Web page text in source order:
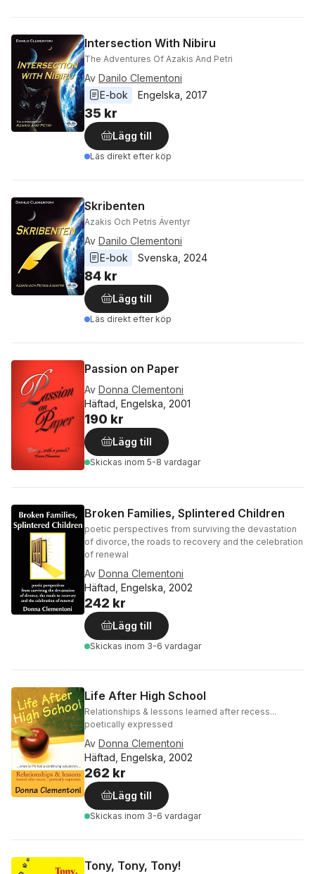
Intersection With Nibiru
The Adventures Of Azakis And Petri
Av Danilo Clementoni
E-bok
Engelska 2017
35 kr
Lägg till
Läs direkt efter köp
Skribenten
Azakis Och Petris Äventyr
Av Danilo Clementoni
E-bok
Svenska 2024
84 kr
Lägg till
Läs direkt efter köp
Passion on Paper
Av Donna Clementoni
Häftad, Engelska, 2001
190 kr
Lägg till
Skickas inom 5-8 vardagar
Broken Families, Splintered Children
poetic perspectives from surviving the devastation
of divorce, the roads to recovery and the celebration
of renewal
Av Donna Clementoni
Häftad, Engelska, 2002
242 kr
Lägg till
Skickas inom 3-6 vardagar
Life After High School
Relationships & lessons learned after recess...
poetically expressed
Av Donna Clementoni
Häftad, Engelska, 2002
262 kr
Lägg till
Skickas inom 3-6 vardagar
Tony, Tony, Tony!